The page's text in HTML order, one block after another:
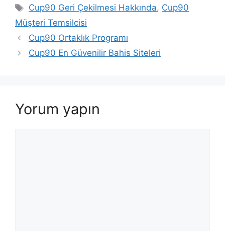
Etiketler
Cup90 Geri Çekilmesi Hakkında, Cup90
Müşteri Temsilcisi
Cup90 Ortaklık Programı
Cup90 En Güvenilir Bahis Siteleri
Yorum yapın